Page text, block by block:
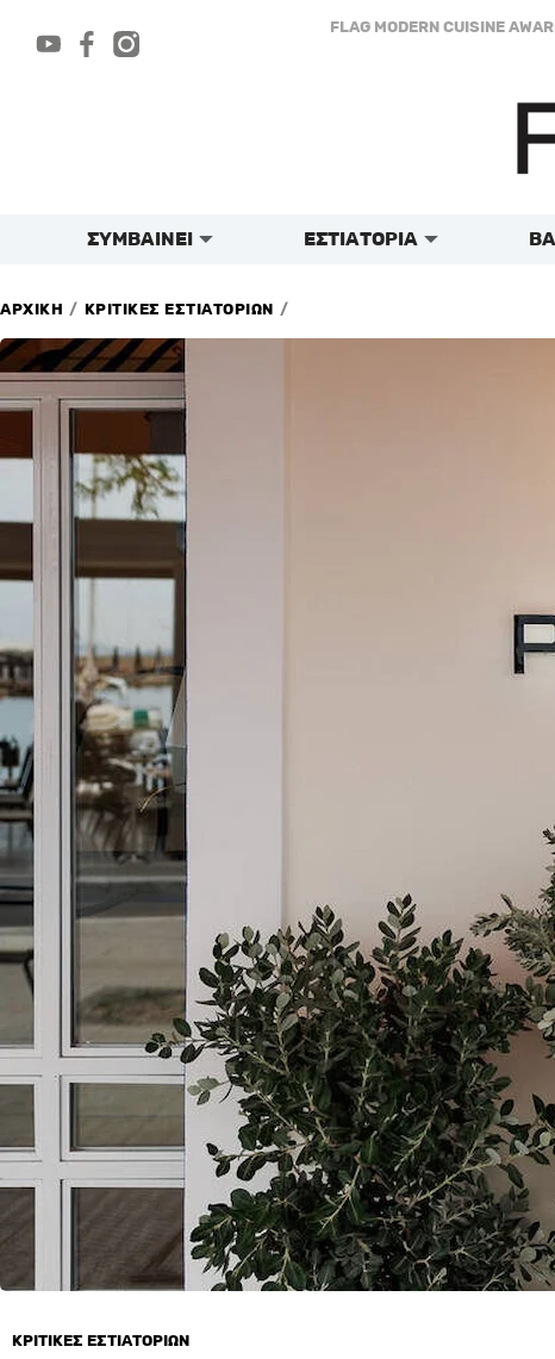
FLAG MODERN CUISINE
ΣΥΜΒΑΙΝΕΙ ΕΣΤΙΑΤΟΡΙΑ
ΑΡΧΙΚΗ / ΚΡΙΤΙΚΕΣ ΕΣΤΙΑΤΟΡΙΩΝ /
ΚΡΙΤΙΚΕΣ ΕΣΤΙΑΤΟΡΙΩΝ